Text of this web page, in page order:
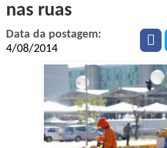
nas ruas
Data da postagem:
4/08/2014